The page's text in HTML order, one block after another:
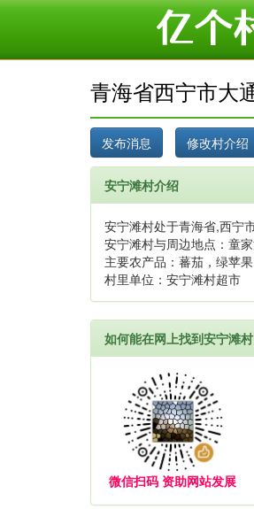
青海省西宁市大
安宁滩村介绍
安宁滩村处于青海省,西宁
安宁滩村与周边地点：童
主要农产品：蕃茄，绿苹
村里单位：安宁滩村超市
如何能在网上找到安宁滩村
微信扫码 资助网站发展